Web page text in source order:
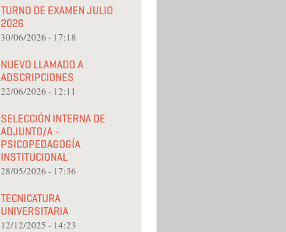
TURNO DE EXAMEN JULIO
2026
30/06/2026 - 17:18
NUEVO LLAMADO A
ADSCRIPCIONES
22/06/2026 - 12:11
SELECCIÓN INTERNA DE
ADJUNTO/A -
PSICOPEDAGOGÍA
INSTITUCIONAL
28/05/2026 - 17:36
TECNICATURA
UNIVERSITARIA
12/12/2025 - 14:23